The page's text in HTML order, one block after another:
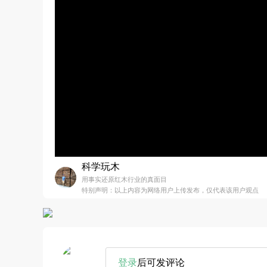
科学玩木
用事实还原红木行业的真面目
特别声明：以上内容为网络用户上传发布，仅代表该用户观点
登录后可发评论